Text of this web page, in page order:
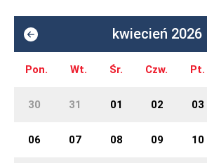
kwiecień 2026
Pon. Wt. Śr. Czw. Pt.
30 31 01 02 03
06 07 08 09 10